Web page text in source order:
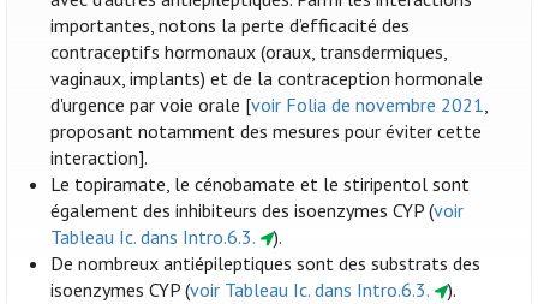
importantes, notons la perte d’efficacité des
contraceptifs hormonaux (oraux, transdermiques,
vaginaux, implants) et de la contraception hormonale
d'urgence par voie orale [voir Folia de novembre 2021,
proposant notamment des mesures pour éviter cette
interaction].
Le topiramate, le cénobamate et le stiripentol sont
également des inhibiteurs des isoenzymes CYP (voir
Tableau Ic. dans Intro.6.3.
).
De nombreux antiépileptiques sont des substrats des
isoenzymes CYP (voir Tableau Ic. dans Intro.6.3. ).